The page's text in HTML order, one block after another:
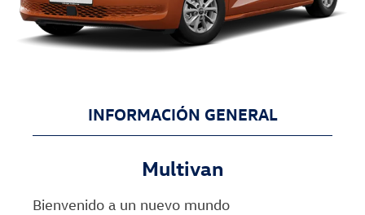
INFORMACIÓN GENERAL
Multivan
Bienvenido a un nuevo mundo